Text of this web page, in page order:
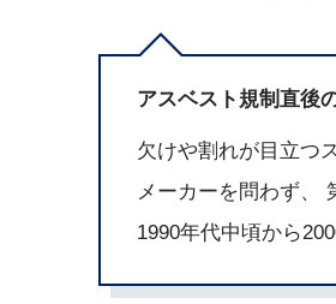
アスベスト規制直後
欠けや割れが目立つ
メーカーを問わず、
1990年代中頃から